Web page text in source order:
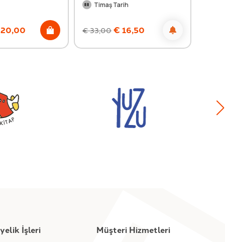
20,00
Timaş Tarih
€33,00 € 16,50
İşleri Müşteri Hizmetleri